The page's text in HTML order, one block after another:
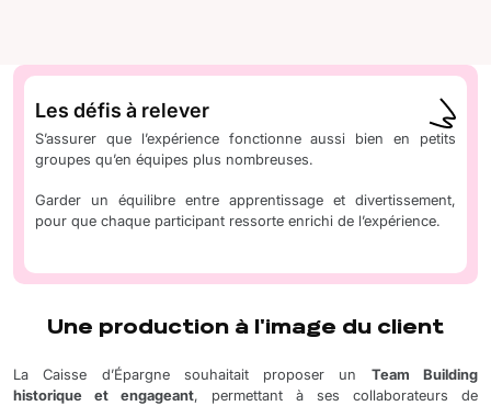
Les défis à relever
S’assurer que l’expérience fonctionne aussi bien en petits
groupes qu’en équipes plus nombreuses.
Garder un équilibre entre apprentissage et divertissement,
pour que chaque participant ressorte enrichi de l’expérience.
Une production à l'image du client
La Caisse d’Épargne souhaitait proposer un Team Building
historique et engageant, permettant à ses collaborateurs de